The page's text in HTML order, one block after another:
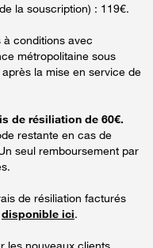
la souscription) : 119€.
à conditions avec
métropolitaine sous
la mise en service de
de résiliation de 60€.
restante en cas de
seul remboursement par
de résiliation facturés
disponible ici.
les nouveaux clients